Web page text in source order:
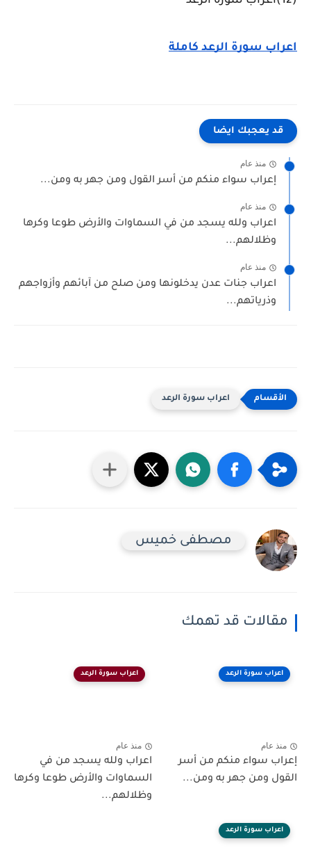
اعراب سورة الرعد كاملة
قد يعجبك ايضا
منذ عام
إعراب سواء منكم من أسر القول ومن جهر به ومن...
منذ عام
اعراب ولله يسجد من في السماوات والأرض طوعا وكرها
وظلالهم...
منذ عام
اعراب جنات عدن يدخلونها ومن صلح من آبائهم وأزواجهم
وذرياتهم...
اعراب سورة الرعد
مصطفى خميس
مقالات قد تهمك
اعراب سورة الرعد
منذ عام
إعراب سواء منكم من أسر
القول ومن جهر به ومن...
اعراب سورة الرعد
منذ عام
اعراب ولله يسجد من في
السماوات والأرض طوعا وكرها
وظلالهم...
اعراب سورة الرعد